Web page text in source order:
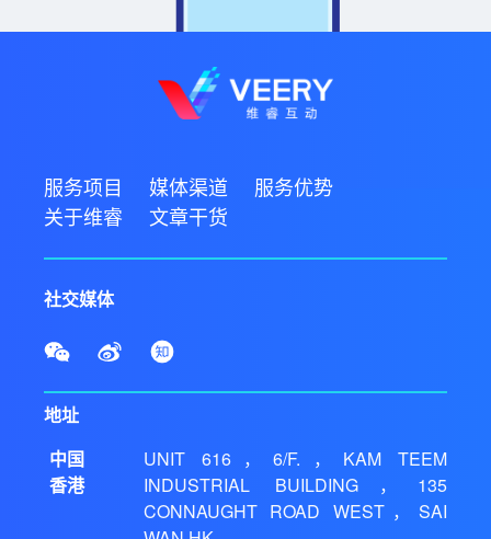
服务项目 媒体渠道
服务优势
关于维睿
文章干货
地址
中国
香港
UNIT 616，6/F.，KAM TEEM
INDUSTRIAL BUILDING，135
CONNAUGHT ROAD WEST，SAI
社交媒体